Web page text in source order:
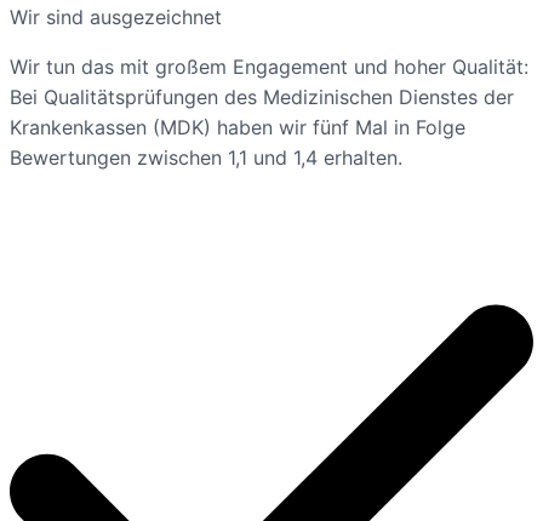
Wir sind ausgezeichnet
Wir tun das mit großem Engagement und hoher Qualität:
Bei Qualitätsprüfungen des Medizinischen Dienstes der
Krankenkassen (MDK) haben wir fünf Mal in Folge
Bewertungen zwischen 1,1 und 1,4 erhalten.